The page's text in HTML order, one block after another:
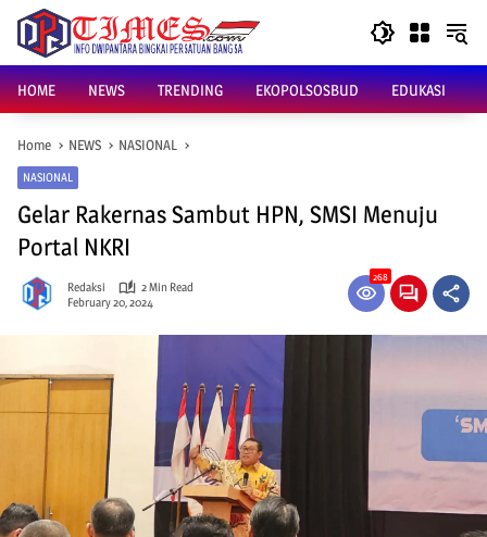
content
HOME
NEWS TRENDING EKOPOLSOSBUD EDUKASI
Home NEWS NASIONAL
NASIONAL
Gelar Rakernas Sambut HPN, SMSI Menuju
Portal NKRI
Redaksi
2 Min Read
February 20, 2024
268